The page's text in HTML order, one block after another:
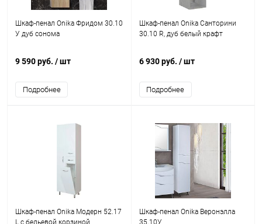
Шкаф-пенал Onika Фридом 30.10
У дуб сонома
9 590 руб. / шт
Подробнее
Шкаф-пенал Onika Санторини
30.10 R, дуб белый крафт
6 930 руб. / шт
Подробнее
Шкаф-пенал Onika Модерн 52.17
L с бельевой корзиной
Шкаф-пенал Onika Веронэлла
35.10У